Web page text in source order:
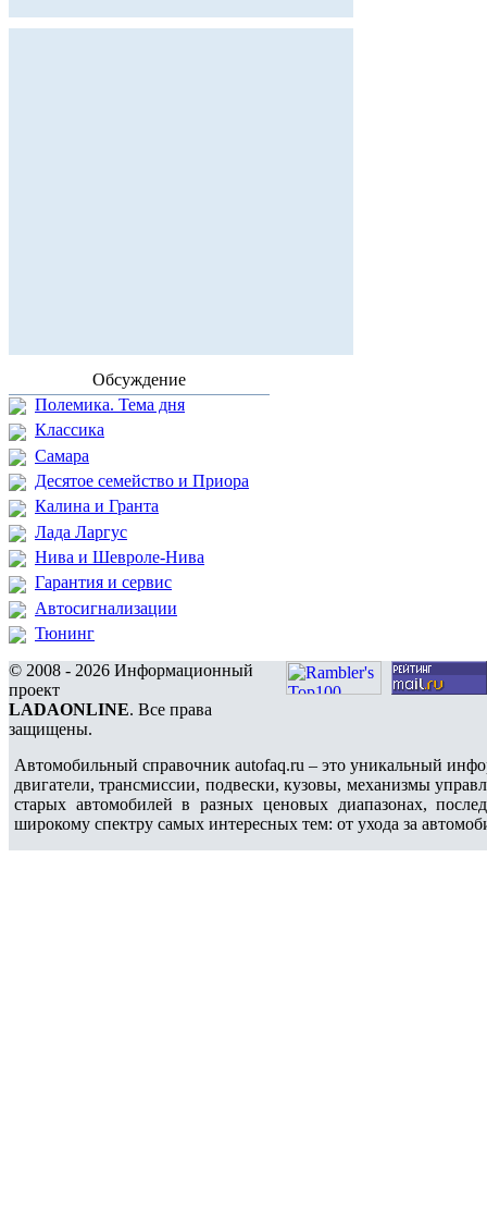
Обсуждение
Полемика. Тема дня
Классика
Самара
Десятое семейство и Приора
Калина и Гранта
Лада Ларгус
Нива и Шевроле-Нива
Гарантия и сервис
Автосигнализации
Тюнинг
© 2008 - 2026 Информационный
проект
LADAONLINE. Все права
защищены.
Автомобильный справочник autofaq.ru – это уникальный
двигатели, трансмиссии, подвески, кузовы, механизмы
старых автомобилей в разных ценовых диапазонах,
широкому спектру самых интересных тем: от ухода за